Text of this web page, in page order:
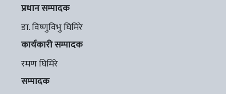
प्रधान सम्पादक
डा. विष्णुविभु घिमिरे
कार्यकारी सम्पादक
रमण घिमिरे
सम्पादक